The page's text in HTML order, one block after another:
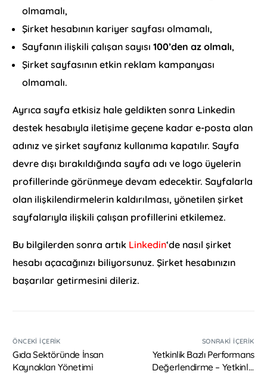
olmamalı,
Şirket hesabının kariyer sayfası olmamalı,
Sayfanın ilişkili çalışan sayısı100’den az olmalı,
Şirket sayfasının etkin reklam kampanyası
olmamalı.
Ayrıca sayfa etkisiz hale geldikten sonra Linkedin
destek hesabıyla iletişime geçene kadar e-posta alan
adınız ve şirket sayfanız kullanıma kapatılır. Sayfa
devre dışı bırakıldığında sayfa adı ve logo üyelerin
profillerinde görünmeye devam edecektir. Sayfalarla
olan ilişkilendirmelerin kaldırılması, yönetilen şirket
sayfalarıyla ilişkili çalışan profillerini etkilemez.
Bu bilgilerden sonra artık Linkedin‘de nasıl şirket
hesabı açacağınızı biliyorsunuz. Şirket hesabınızın
başarılar getirmesini dileriz.
ÖNCEKI İÇERIK
Gıda Sektöründe İnsan
Kaynakları Yönetimi
SONRAKI İÇERIK
Yetkinlik Bazlı Performans
Değerlendirme – Yetkinlik